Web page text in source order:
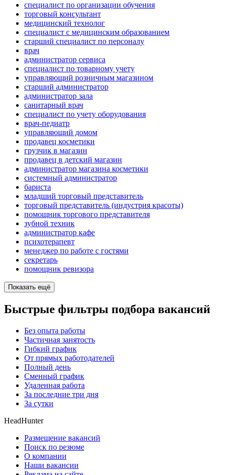
специалист по организации обучения
торговый консультант
медицинский технолог
специалист с медицинским образованием
старший специалист по персоналу
врач
администратор сервиса
специалист по товарному учету
управляющий розничным магазином
старший администратор
администратор зала
санитарный врач
специалист по учету оборудования
врач-педиатр
управляющий домом
продавец косметики
грузчик в магазин
продавец в детский магазин
администратор магазина косметики
системный администратор
бариста
младший торговый представитель
торговый представитель (индустрия красоты)
помощник торгового представителя
зубной техник
администратор кафе
психотерапевт
менеджер по работе с гостями
секретарь
помощник ревизора
Показать ещё
Быстрые фильтры подбора вакансий
Без опыта работы
Частичная занятость
Гибкий график
От прямых работодателей
Полный день
Сменный график
Удаленная работа
За последние три дня
За сутки
HeadHunter
Размещение вакансий
Поиск по резюме
О компании
Наши вакансии